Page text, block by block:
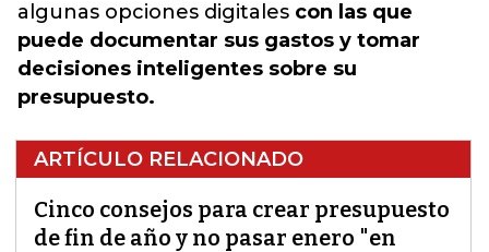
algunas opciones digitales con las que
puede documentar sus gastos y tomar
decisiones inteligentes sobre su
presupuesto.
ARTÍCULO RELACIONADO
Cinco consejos para crear presupuesto
de fin de año y no pasar enero "en